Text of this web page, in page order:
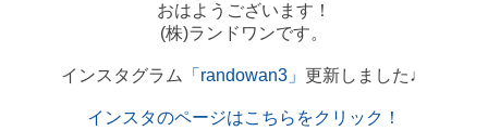
おはようございます！
(株)ランドワンです。
インスタグラム 「randowan3」 更新しました♩
インスタのページはこちらをクリック！